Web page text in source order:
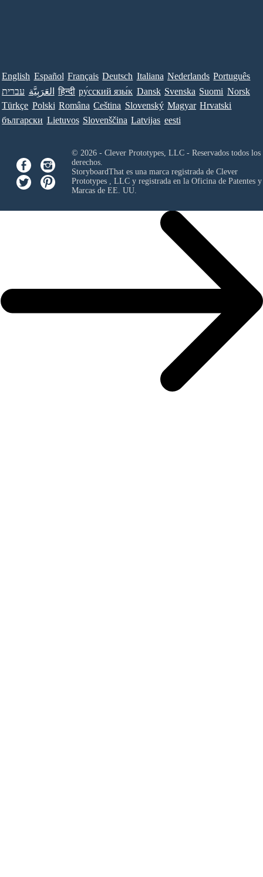
English Español Français Deutsch Italiana Nederlands Português
עברית العَرَبِيَّة हिन्दी ру́сский язы́к Dansk Svenska Suomi Norsk
Türkçe Polski Româna Ceština Slovenský Magyar Hrvatski
български Lietuvos Slovenščina Latvijas eesti
© 2026 - Clever Prototypes, LLC - Reservados todos los
derechos.
StoryboardThat es una marca registrada de Clever
Prototypes , LLCy registrada en la Oficina de Patentes y
Marcas de EE. UU.